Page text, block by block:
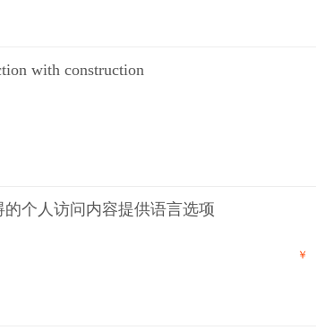
with construction
个人访问内容提供语言选项
￥